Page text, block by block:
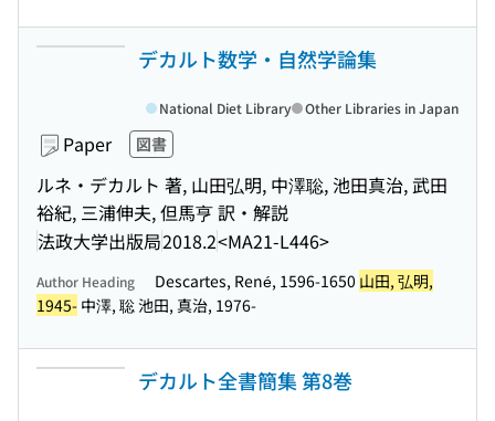
デカルト数学・自然学論集
Paper 図書
ルネ・デカルト 著, 山田弘明, 中澤聡, 池田真治, 武田
裕紀, 三浦伸夫, 但馬亨 訳・解説
法政大学出版局2018.2<MA21-L446>
National Diet Library Other Libraries in Japan
Author Heading Descartes, René, 1596-1650 山田, 弘明,
1945- 中澤, 聡 池田, 真治, 1976-
デカルト全書簡集 第8巻